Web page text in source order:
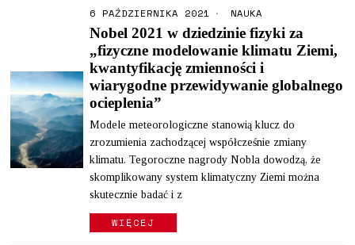
6 PAŹDZIERNIKA 2021 NAUKA
Nobel 2021 w dziedzinie fizyki za
„fizyczne modelowanie klimatu Ziemi,
kwantyfikację zmienności i
wiarygodne przewidywanie globalnego
ocieplenia”
Modele meteorologiczne stanowią klucz do
zrozumienia zachodzącej współcześnie zmiany
klimatu. Tegoroczne nagrody Nobla dowodzą, że
skomplikowany system klimatyczny Ziemi można
skutecznie badać i z
WIĘCEJ